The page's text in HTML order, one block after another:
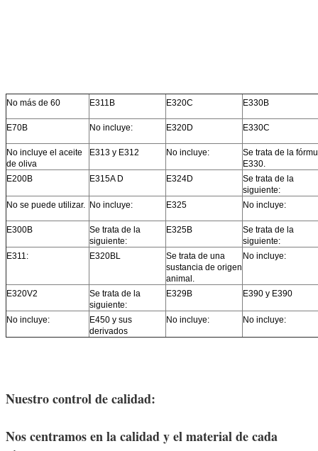
No más de 60 E311B E320C E330B
E70B No incluye: E320D E330C
No incluye el aceite
de oliva
E313 y E312 No incluye:
Se trata de la
E330.
E200B
E315A D E324D
Se trata de la
siguiente:
No se puede utilizar. No incluye: E325 No incluye:
E300B
Se trata de la
siguiente:
E325B
Se trata de la
siguiente:
E311:
E320BL
Se trata de una
sustancia de origen
animal.
No incluye:
E320V2
Se trata de la
siguiente:
E329B E390 y E390
No incluye:
E450 y sus
derivados
No incluye: No incluye:
Nuestro control de calidad:
Nos centramos en la calidad y el material de cada